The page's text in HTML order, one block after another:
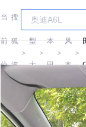
当
前
位
搜
狐
汽
＞
车
型
大
全
＞
本
田
＞
风
本
田
＞